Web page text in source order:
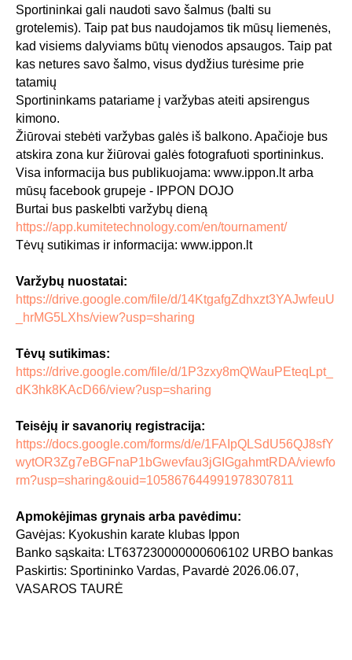
Sportininkai gali naudoti savo šalmus (balti su
grotelemis). Taip pat bus naudojamos tik mūsų liemenės,
kad visiems dalyviams būtų vienodos apsaugos. Taip pat
kas netures savo šalmo, visus dydžius turėsime prie
tatamių
Sportininkams patariame į varžybas ateiti apsirengus
kimono.
Žiūrovai stebėti varžybas galės iš balkono. Apačioje bus
atskira zona kur žiūrovai galės fotografuoti sportininkus.
Visa informacija bus publikuojama: www.ippon.lt arba
mūsų facebook grupeje - IPPON DOJO
Burtai bus paskelbti varžybų dieną
https://app.kumitetechnology.com/en/tournament/
Tėvų sutikimas ir informacija: www.ippon.lt
Varžybų nuostatai:
https://drive.google.com/file/d/14KtgafgZdhxzt3YAJwfeuU
_hrMG5LXhs/view?usp=sharing
Tėvų sutikimas:
https://drive.google.com/file/d/1P3zxy8mQWauPEteqLpt_
dK3hk8KAcD66/view?usp=sharing
Teisėjų ir savanorių registracija:
https://docs.google.com/forms/d/e/1FAIpQLSdU56QJ8sfY
wytOR3Zg7eBGFnaP1bGwevfau3jGIGgahmtRDA/viewfo
rm?usp=sharing&ouid=105867644991978307811
Apmokėjimas grynais arba pavėdimu:
Gavėjas: Kyokushin karate klubas Ippon
Banko sąskaita: LT637230000000606102 URBO bankas
Paskirtis: Sportininko Vardas, Pavardė 2026.06.07,
VASAROS TAURĖ